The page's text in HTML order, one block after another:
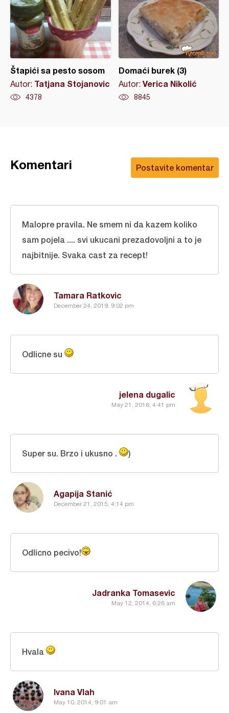
Štapići sa pesto sosom
Autor: Tatjana Stojanovic
4378
Domaći burek (3)
Autor: Verica Nikolić
8845
Postavite komentar
Komentari
Tamara Ratkovic
December 24, 2019, 9:02 pm
Malopre pravila. Ne smem ni da kazem koliko
sam pojela .... svi ukucani prezadovoljni a to je
najbitnije. Svaka cast za recept!
jelena dugalic
May 21, 2018, 4:41 pm
Odlicne su
Agapija Stanić
December 21, 2015, 4:14 pm
Super su. Brzo i ukusno . )
Jadranka Tomasevic
May 12, 2014, 6:26 am
Odlicno pecivo!
Ivana Vlah
May 10, 2014, 9:01 am
Hvala